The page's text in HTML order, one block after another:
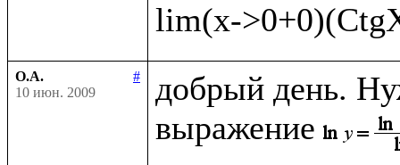
О.А.
#
10 июн. 2009
добрый день.
выражение